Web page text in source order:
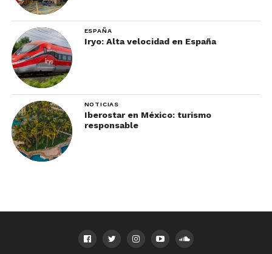
ESPAÑA
Iryo: Alta velocidad en España
NOTICIAS
Iberostar en México: turismo
responsable